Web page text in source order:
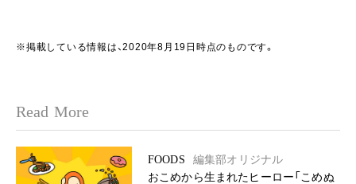
※掲載している情報は、2020年8月19日時点のものです。
Read More
FOODS
編集部オリジナル
おこめから生まれたヒーロー「こめぬ